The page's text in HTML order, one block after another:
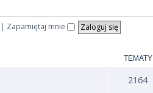
| Zapamiętaj mnie
TEMATY
2164